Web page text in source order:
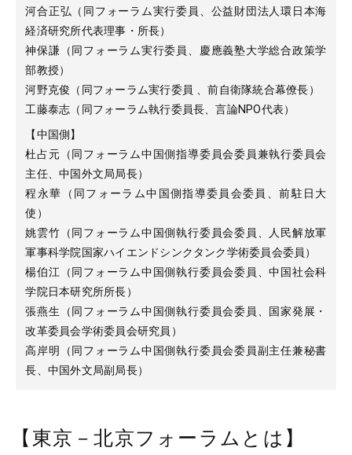
河合正弘（同フォーラム実行委員、公益財団法人環日本海
経済研究所代表理事・所長）
神保謙（同フォーラム実行委員、慶應義塾大学総合政策学
部教授）
河野克俊（同フォーラム実行委員 、前自衛隊統合幕僚長）
工藤泰志（同フォーラム執行委員長、言論NPO代表）
【中国側】
杜占元（同フォーラム中国側指導委員会委員兼執行委員会
主任、中国外文局局長）
程永華（同フォーラム中国側指導委員会委員、前駐日大
使）
姚雲竹（同フォーラム中国側執行委員会委員、人民解放軍
軍事科学院国家ハイエンドシンクタンク学術委員会委員）
楊伯江（同フォーラム中国側執行委員会委員、中国社会科
学院日本研究所所長）
張燕生（同フォーラム中国側執行委員会委員、国家発展・
改革委員会学術委員会研究員）
高岸明（同フォーラム中国側執行委員会委員副主任兼秘書
長、中国外文局副局長）
【東京－北京フォーラムとは】